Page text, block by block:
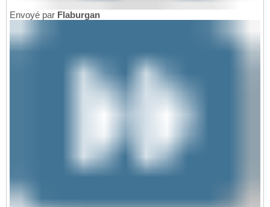
Envoyé par Flaburgan